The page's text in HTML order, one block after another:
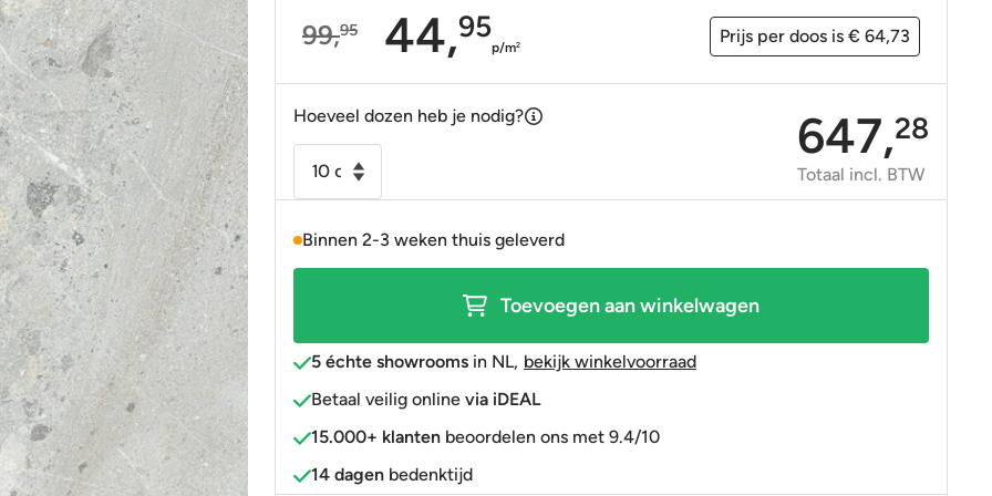
Portugees
Anti-slip
» Alle stijlen
Taupe
» Alle kleuren
Decortegels
» Alle stijlen
Blauw
Rood
» Alle kleuren
99,95
Oorspronkelijke
was:
44,95
Huidige
is:
p/m2 Prijs per doos is € 64,73
Hoeveel dozen heb je nodig?
Vloertegel
Miller
parel
gerectificeerd
(minimale
14,4
m2)
647,28
Totaal incl. BTW
Binnen 2-3 weken thuis geleverd
Toevoegen aan winkelwagen
5 échte showrooms in NL, bekijk winkelvoorraad
Betaal veilig online via iDEAL
15.000+ klanten beoordelen ons met 9.4/10
14 dagen bedenktijd